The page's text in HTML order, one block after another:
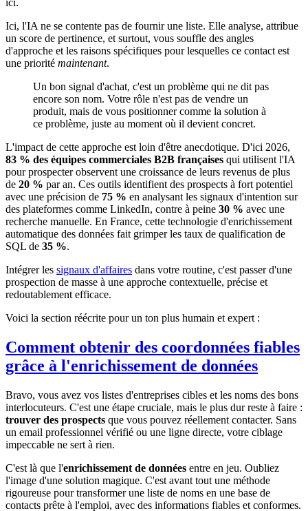
ici.
Ici, l'IA ne se contente pas de fournir une liste. Elle analyse, attribue
un score de pertinence, et surtout, vous souffle des angles
d'approche et les raisons spécifiques pour lesquelles ce contact est
une priorité maintenant.
Un bon signal d'achat, c'est un problème qui ne dit pas
encore son nom. Votre rôle n'est pas de vendre un
produit, mais de vous positionner comme la solution à
ce problème, juste au moment où il devient concret.
L'impact de cette approche est loin d'être anecdotique. D'ici 2026,
83 % des équipes commerciales B2B françaises qui utilisent l'IA
pour prospecter observent une croissance de leurs revenus de plus
de 20 % par an. Ces outils identifient des prospects à fort potentiel
avec une précision de 75 % en analysant les signaux d'intention sur
des plateformes comme LinkedIn, contre à peine 30 % avec une
recherche manuelle. En France, cette technologie d'enrichissement
automatique des données fait grimper les taux de qualification de
SQL de 35 %.
Intégrer les signaux d'affaires dans votre routine, c'est passer d'une
prospection de masse à une approche contextuelle, précise et
redoutablement efficace.
Voici la section réécrite pour un ton plus humain et expert :
Comment obtenir des coordonnées fiables
grâce à l'enrichissement de données
Bravo, vous avez vos listes d'entreprises cibles et les noms des bons
interlocuteurs. C'est une étape cruciale, mais le plus dur reste à faire :
trouver des prospects que vous pouvez réellement contacter. Sans
un email professionnel vérifié ou une ligne directe, votre ciblage
impeccable ne sert à rien.
C'est là que l'enrichissement de données entre en jeu. Oubliez
l'image d'une solution magique. C'est avant tout une méthode
rigoureuse pour transformer une liste de noms en une base de
contacts prête à l'emploi, avec des informations fiables et conformes.